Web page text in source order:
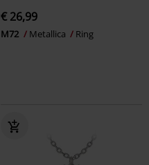
€ 26,99
M72 Metallica Ring